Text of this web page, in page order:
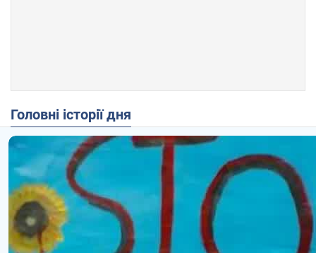
Головні історії дня